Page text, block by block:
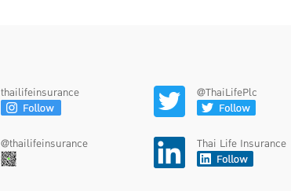
thailifeinsurance @ThaiLifePlc
@thailifeinsurance Thai Life Insurance